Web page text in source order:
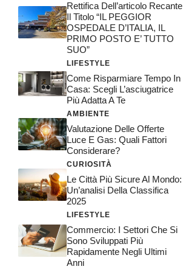
Rettifica Dell’articolo Recante
Il Titolo “IL PEGGIOR
OSPEDALE D’ITALIA, IL
PRIMO POSTO E’ TUTTO
SUO”
LIFESTYLE
Come Risparmiare Tempo In
Casa: Scegli L’asciugatrice
Più Adatta A Te
AMBIENTE
Valutazione Delle Offerte
Luce E Gas: Quali Fattori
Considerare?
CURIOSITÀ
Le Città Più Sicure Al Mondo:
Un’analisi Della Classifica
2025
LIFESTYLE
Commercio: I Settori Che Si
Sono Sviluppati Più
Rapidamente Negli Ultimi
Anni